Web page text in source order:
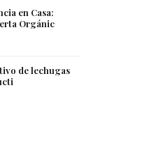
en Casa:
Orgánic
de lechugas